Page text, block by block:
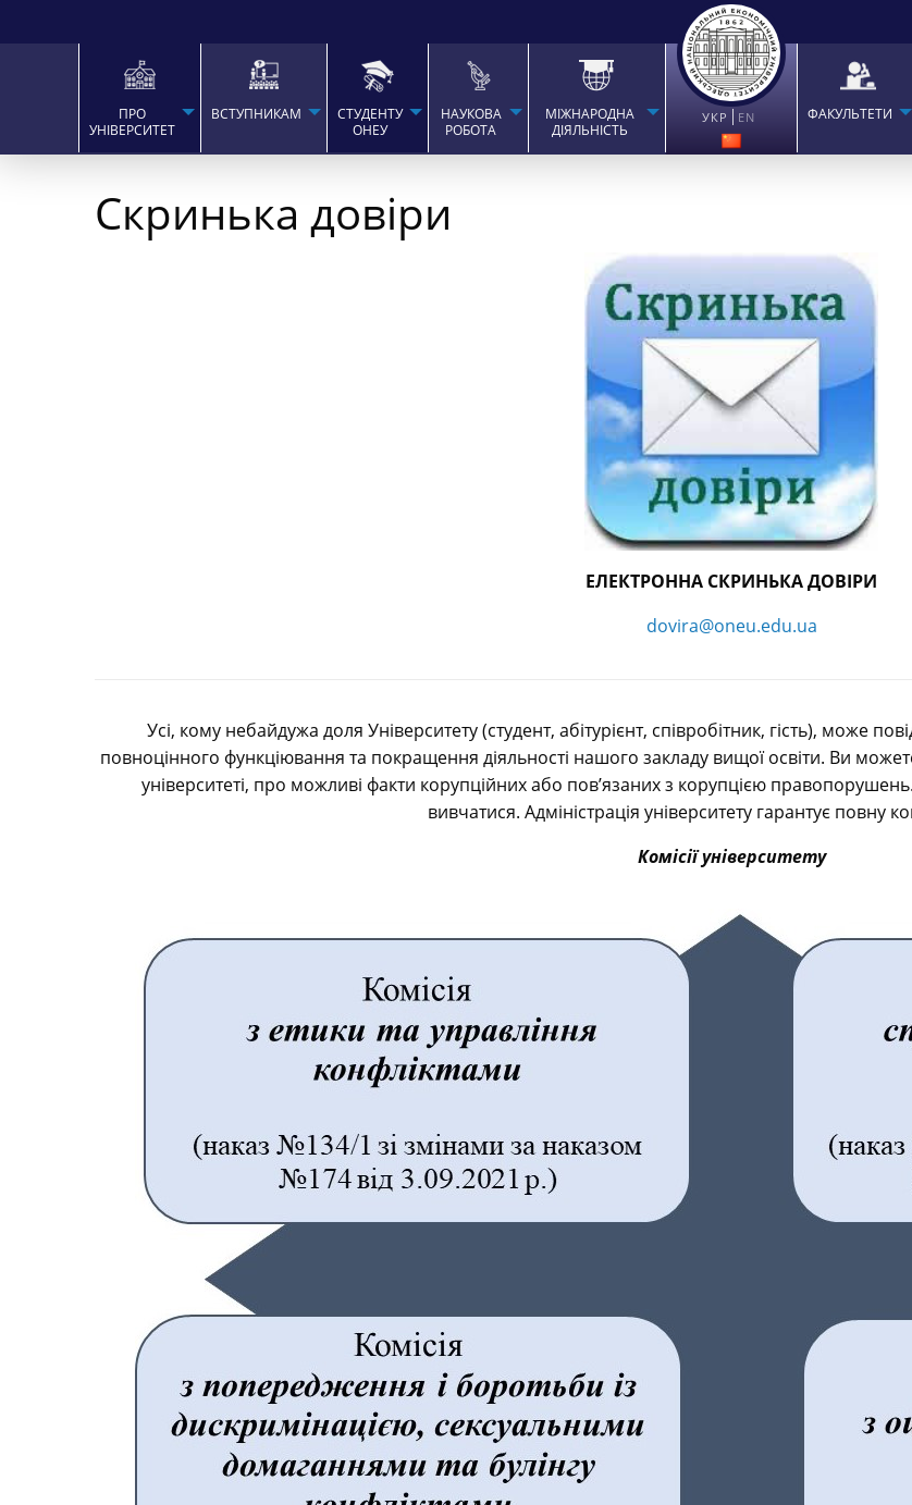
ПРО
УНІВЕРСИТЕТ
ВСТУПНИКАМ
СТУДЕНТУ
ОНЕУ
НАУКОВА
РОБОТА
МІЖНАРОДНА
ДІЯЛЬНІСТЬ
УКР EN ФАКУЛЬТЕТИ
Скринька довіри
ЕЛЕКТРОННА СКРИНЬКА ДОВІРИ
dovira@oneu.edu.ua
Усі, кому небайдужа доля Університету (студент, абітурієнт, співробітник, гість), може
повноцінного функціювання та покращення діяльності нашого закладу вищої освіти. Ви
університеті, про можливі факти корупційних або пов’язаних з корупцією
вивчатися. Адміністрація університету гарантує повну
Комісії університету